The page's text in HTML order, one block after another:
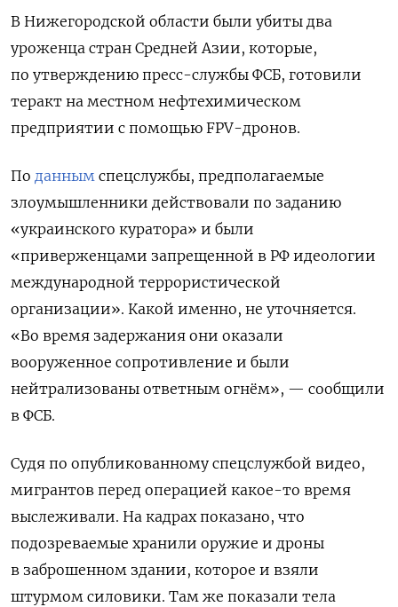
В Нижегородской области были убиты два
уроженца стран Средней Азии, которые,
по утверждению пресс-службы ФСБ, готовили
теракт на местном нефтехимическом
предприятии с помощью FPV-дронов.
По данным спецслужбы, предполагаемые
злоумышленники действовали по заданию
«украинского куратора» и были
«приверженцами запрещенной в РФ идеологии
международной террористической
организации». Какой именно, не уточняется.
«Во время задержания они оказали
вооруженное сопротивление и были
нейтрализованы ответным огнём», — сообщили
в ФСБ.
Судя по опубликованному спецслужбой видео,
мигрантов перед операцией какое-то время
выслеживали. На кадрах показано, что
подозреваемые хранили оружие и дроны
в заброшенном здании, которое и взяли
штурмом силовики. Там же показали тела